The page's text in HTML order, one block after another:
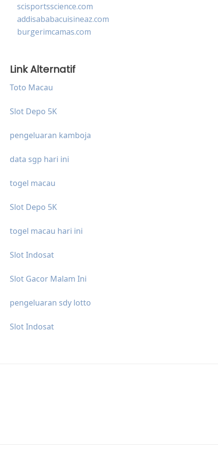
scisportsscience.com
addisababacuisineaz.com
burgerimcamas.com
Link Alternatif
Toto Macau
Slot Depo 5K
pengeluaran kamboja
data sgp hari ini
togel macau
Slot Depo 5K
togel macau hari ini
Slot Indosat
Slot Gacor Malam Ini
pengeluaran sdy lotto
Slot Indosat